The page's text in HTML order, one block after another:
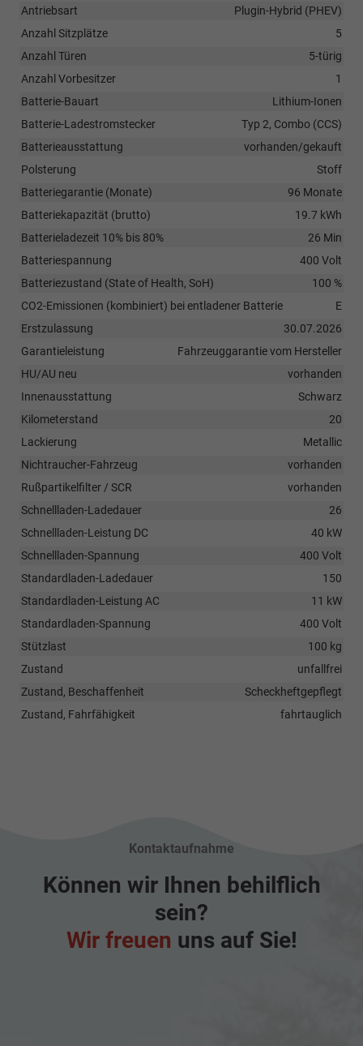
Antriebsart
Plugin-Hybrid (PHEV)
Anzahl Sitzplätze
5
Anzahl Türen
5-türig
Anzahl Vorbesitzer
1
Batterie-Bauart
Lithium-Ionen
Batterie-Ladestromstecker
Typ 2, Combo (CCS)
Batterieausstattung
vorhanden/gekauft
Polsterung
Stoff
Batteriegarantie (Monate)
96 Monate
Batteriekapazität (brutto)
19.7 kWh
Batterieladezeit 10% bis 80%
26 Min
Batteriespannung
400 Volt
Batteriezustand (State of Health, SoH)
100 %
CO2-Emissionen (kombiniert) bei entladener Batterie
E
Erstzulassung
30.07.2026
Garantieleistung
Fahrzeuggarantie vom Hersteller
HU/AU neu
vorhanden
Innenausstattung
Schwarz
Kilometerstand
20
Lackierung
Metallic
Nichtraucher-Fahrzeug
vorhanden
Rußpartikelfilter / SCR
vorhanden
Schnellladen-Ladedauer
26
Schnellladen-Leistung DC
40 kW
Schnellladen-Spannung
400 Volt
Standardladen-Ladedauer
150
Standardladen-Leistung AC
11 kW
Standardladen-Spannung
400 Volt
Stützlast
100 kg
Zustand
unfallfrei
Zustand, Beschaffenheit
Scheckheftgepflegt
Zustand, Fahrfähigkeit
fahrtauglich
Kontaktaufnahme
Können wir Ihnen behilflich
sein?
Wir freuen uns auf Sie!